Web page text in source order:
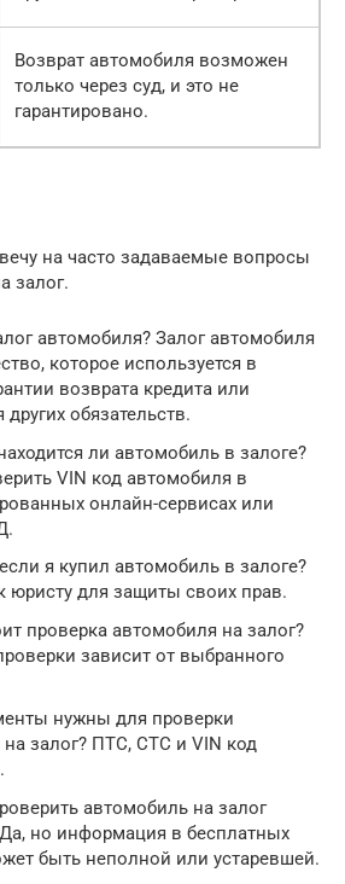
Возврат автомобиля возможен
только через суд, и это не
гарантировано.
на часто задаваемые вопросы
залог.
автомобиля? Залог автомобиля
которое используется в
возврата кредита или
обязательств.
ли автомобиль в залоге?
VIN код автомобиля в
онлайн-сервисах или
я купил автомобиль в залоге?
юристу для защиты своих прав.
проверка автомобиля на залог?
зависит от выбранного
нужны для проверки
залог? ПТС, СТС и VIN код
автомобиль на залог
но информация в бесплатных
быть неполной или устаревшей.